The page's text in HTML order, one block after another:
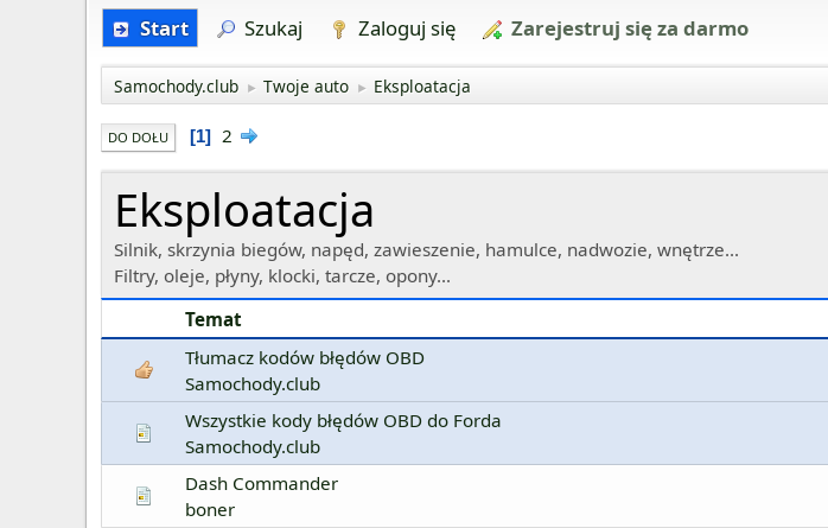
Start Szukaj Zaloguj się Zarejestruj się za darmo
Samochody.club ► Twoje auto ► Eksploatacja
DO DOŁU 1 2
Eksploatacja
Silnik, skrzynia biegów, napęd, zawieszenie, hamulce, nadwozie, wnętrze...
Filtry, oleje, płyny, klocki, tarcze, opony...
Temat
Tłumacz kodów błędów OBD
Samochody.club
Wszystkie kody błędów OBD do Forda
Samochody.club
Dash Commander
boner